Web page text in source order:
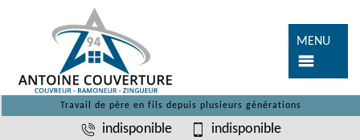
MENU
Travail de père en fils depuis plusieurs générations
indisponible indisponible